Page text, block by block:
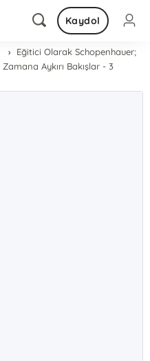
Kaydol
Eğitici Olarak Schopenhauer;
Zamana Aykırı Bakışlar - 3